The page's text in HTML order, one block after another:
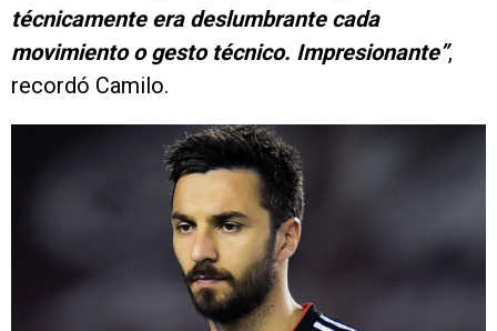
técnicamente era deslumbrante cada
movimiento o gesto técnico. Impresionante”,
recordó Camilo.